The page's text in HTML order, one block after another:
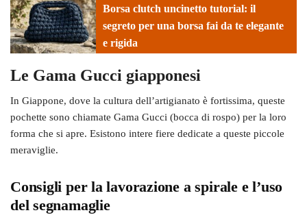
Borsa clutch uncinetto tutorial: il
segreto per una borsa fai da te elegante
e rigida
Le Gama Gucci giapponesi
In Giappone, dove la cultura dell’artigianato è fortissima, queste
pochette sono chiamate Gama Gucci (bocca di rospo) per la loro
forma che si apre. Esistono intere fiere dedicate a queste piccole
meraviglie.
Consigli per la lavorazione a spirale e l’uso
del segnamaglie